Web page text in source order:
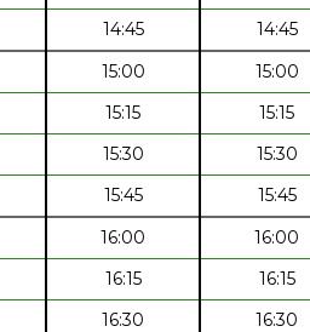
14:45 14:45
15:00 15:00
15:15 15:15
15:30 15:30
15:45 15:45
16:00 16:00
16:15 16:15
16:30 16:30